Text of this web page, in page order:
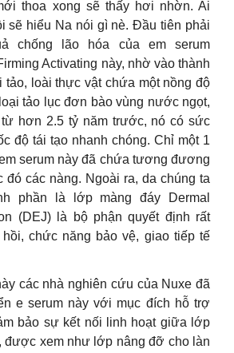
thoa xong sẽ thấy hơi nhờn. Ai
sẽ hiểu Na nói gì nè. Đầu tiên phải
chống lão hóa của em serum
Activating này, nhờ vào thành
tảo, loài thực vật chứa một nồng độ
tảo lục đơn bào vùng nước ngọt,
hơn 2.5 tỷ năm trước, nó có sức
độ tái tạo nhanh chóng. Chỉ một 1
serum này đã chứa tương đương
đó các nàng. Ngoài ra, da chúng ta
phần là lớp màng đáy Dermal
(DEJ) là bộ phận quyết định rất
chức năng bảo vệ, giao tiếp tế
các nhà nghiên cứu của Nuxe đã
e serum này với mục đích hỗ trợ
bảo sự kết nối linh hoạt giữa lớp
được xem như lớp nâng đỡ cho làn